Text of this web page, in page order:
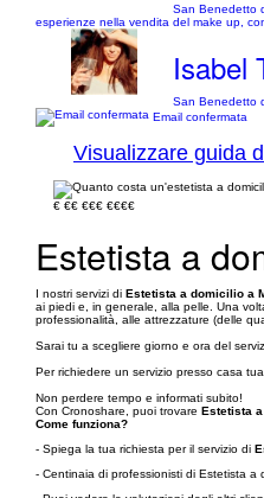
San Benedetto
esperienze nella vendita del make up,
Isabel
San Benedetto
Email confermata
Visualizzare guida
€ €€ €€€ €€€€
Estetista a
I nostri servizi di Estetista a domicilio a
ai piedi e, in generale, alla pelle. Una
professionalità, alle attrezzature (delle
Sarai tu a scegliere giorno e ora del
Per richiedere un servizio presso casa
Non perdere tempo e informati subito!
Con Cronoshare, puoi trovare Estetista
Come funziona?
- Spiega la tua richiesta per il servizio di
- Centinaia di professionisti di Estetista a